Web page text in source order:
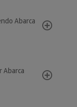
Abarca
Abarca